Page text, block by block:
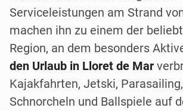
Serviceleistungen am Strand
machen ihn zu einem der
Region, an dem besonders
den Urlaub in Lloret de Mar
Kajakfahrten, Jetski,
Schnorcheln und Ballspiele auf